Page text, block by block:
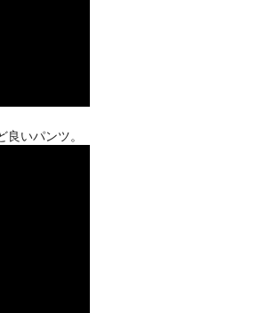
いパンツ。